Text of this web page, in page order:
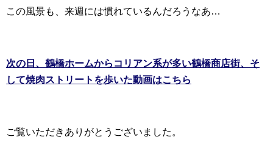
この風景も、来週には慣れているんだろうなあ…
次の日、鶴橋ホームからコリアン系が多い鶴橋商店街、そ
して焼肉ストリートを歩いた動画はこちら
ご覧いただきありがとうございました。